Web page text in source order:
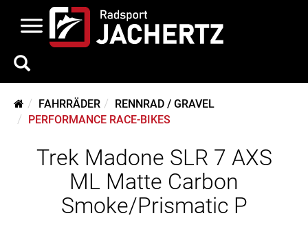
FAHRRÄDER
RENNRAD / GRAVEL
PERFORMANCE RACE-BIKES
Trek Madone SLR 7 AXS
ML Matte Carbon
Smoke/Prismatic P